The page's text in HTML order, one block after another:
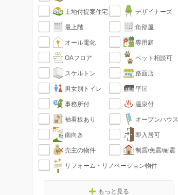
土地付提案住宅 デザイナーズ
最上階 角部屋
オール電化 専用庭
OAフロア ペット相談可
スケルトン 路面店
男女別トイレ 平屋
事務所付 温泉付
袖看板あり オープンハウス
南向き 即入居可
売主の物件 制震/免震/耐震
リフォーム・リノベーション物件
もっと見る